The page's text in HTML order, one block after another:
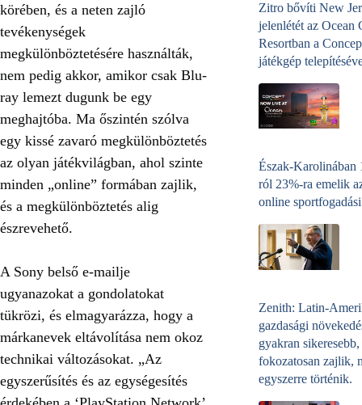
körében, és a neten zajló
tevékenységek
megkülönböztetésére használták,
nem pedig akkor, amikor csak Blu-
ray lemezt dugunk be egy
meghajtóba. Ma őszintén szólva
egy kissé zavaró megkülönböztetés
az olyan játékvilágban, ahol szinte
minden „online” formában zajlik,
és a megkülönböztetés alig
észrevehető.
A Sony belső e-mailje
ugyanazokat a gondolatokat
tükrözi, és elmagyarázza, hogy a
márkanevek eltávolítása nem okoz
technikai változásokat. „Az
egyszerűsítés és az egységesítés
Zitro bővíti New
jelenlétét az Ocean
Resortban a
játékgép
Észak-Karolinában
ról 23%-ra emelik
online
Zenith: Latin-
gazdasági
gyakran sikeresebb,
fokozatosan zajlik,
egyszerre történik.